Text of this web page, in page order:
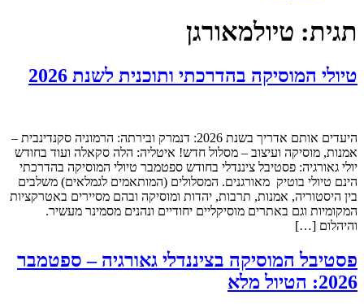
תגית: טיולמאורגן
טיולי המוסיקה בהדרכתי ותוכנית לשנת 2026
היעדים אותם אדריך בשנת 2026: דנמרק ובירתה: הרמוניה סקנדינבית –
אמנות, מוסיקה ועיצוב – מסלול חדש! איטליה: הלה סקאלה ועוד בחודש
יולי גאורגיה: פסטיבל ציננדלי בחודש ספטמבר טיולי המוסיקה בהדרכתי
הינם טיולי בוטיק מאורגנים. המסלולים (המותאמים לגמלאים) משלבים
בין היסטוריה, אמנות, תרבות, יהדות ומוסיקה ובהם מסיירים באטרקציות
המקומיות וגם באתרים מוסיקליים יחודיים ונהנים מסמינר מעשיר.
והיהלום […]
פסטיבל המוסיקה בציננדלי גאורגיה – ספטמבר
2026: הטיול מלא